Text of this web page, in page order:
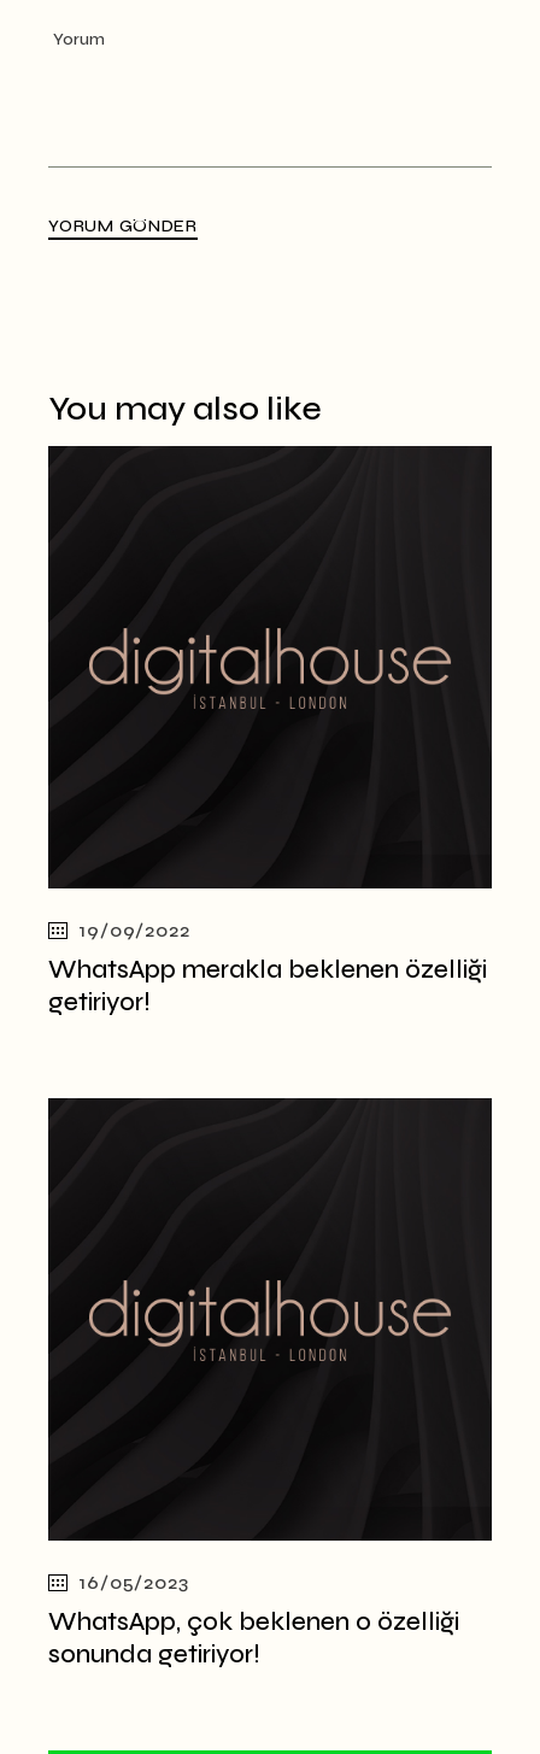
YORUM GÖNDER
You may also like
19/09/2022
WhatsApp merakla beklenen özelliği
getiriyor!
16/05/2023
WhatsApp, çok beklenen o özelliği
sonunda getiriyor!